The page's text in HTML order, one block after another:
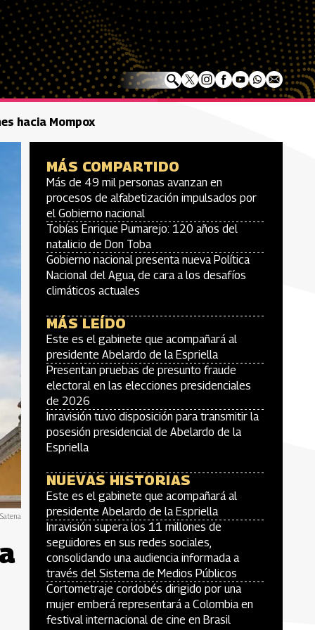
hacia Mompox
Satena
MÁS COMPARTIDO
Más de 49 mil personas avanzan en
procesos de alfabetización impulsados por
el Gobierno nacional
Tobías Enrique Pumarejo: 120 años del
natalicio de Don Toba
Gobierno nacional presenta nueva Política
Nacional del Agua, de cara a los desafíos
climáticos actuales
MÁS LEÍDO
Este es el gabinete que acompañará al
presidente Abelardo de la Espriella
Presentan pruebas de presunto fraude
electoral en las elecciones presidenciales
de 2026
Inravisión tuvo disposición para transmitir la
posesión presidencial de Abelardo de la
Espriella
NUEVAS HISTORIAS
Este es el gabinete que acompañará al
presidente Abelardo de la Espriella
Inravisión supera los 11 millones de
seguidores en sus redes sociales,
consolidando una audiencia informada a
través del Sistema de Medios Públicos
Cortometraje cordobés dirigido por una
mujer emberá representará a Colombia en
festival internacional de cine en Brasil